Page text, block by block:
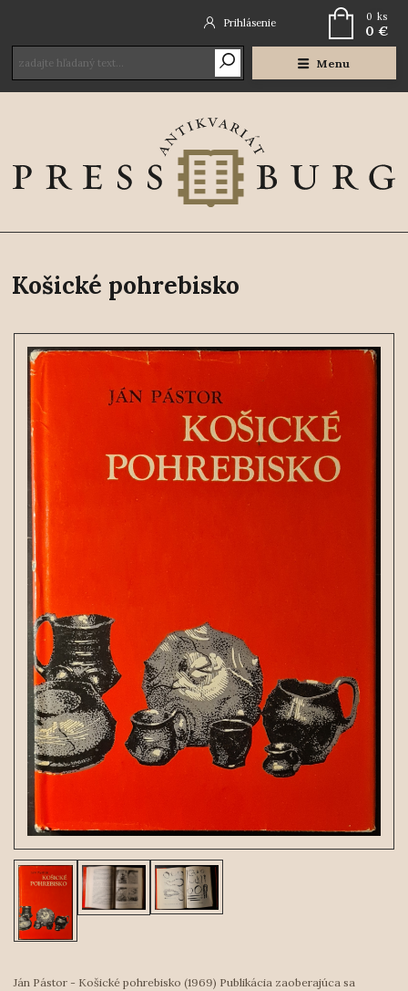
Menu
Prihlásenie 0 ks
0 €
Košické pohrebisko
Ján Pástor - Košické pohrebisko (1969) Publikácia zaoberajúca sa